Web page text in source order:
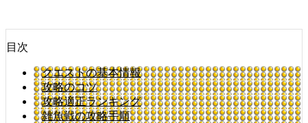
目次
クエストの基本情報
攻略のコツ
攻略適正ランキング
雑魚戦の攻略手順